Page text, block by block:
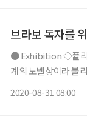
브라보 독자를
● Exhibition ◇퓰리처상 사진전 일정 10월 18일까지 장소 예술의전당 디자인미술관 언론
계의 노벨상이라 불
2020-08-31 08:00